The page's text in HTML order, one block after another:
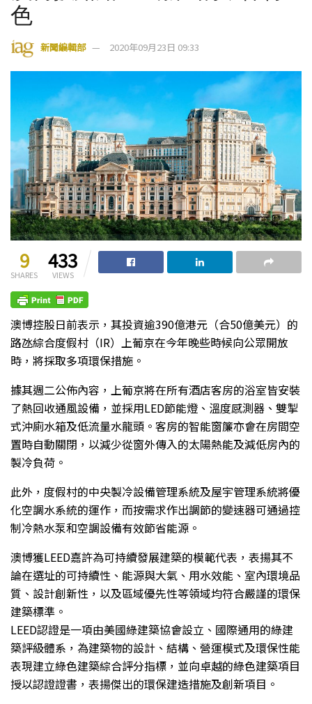
色
新聞編輯部 2020年09月23日 09:33
9
SHARES
433
VIEWS
澳博控股日前表示，其投資逾390億港元（合50億美元）的
路氹綜合度假村（IR）上葡京在今年晚些時候向公眾開放
時，將採取多項環保措施。
據其週二公佈內容，上葡京將在所有酒店客房的浴室皆安裝
了熱回收通風設備，並採用LED節能燈、溫度感測器、雙掣
式沖廁水箱及低流量水龍頭。客房的智能窗簾亦會在房間空
置時自動關閉，以減少從窗外傳入的太陽熱能及減低房內的
製冷負荷。
此外，度假村的中央製冷設備管理系統及屋宇管理系統將優
化空調水系統的運作，而按需求作出調節的變速器可通過控
制冷熱水泵和空調設備有效節省能源。
澳博獲LEED嘉許為可持續發展建築的模範代表，表揚其不
論在選址的可持續性、能源與大氣、用水效能、室內環境品
質、設計創新性，以及區域優先性等領域均符合嚴謹的環保
建築標準。
LEED認證是一項由美國綠建築協會設立、國際通用的綠建
築評級體系，為建築物的設計、結構、營運模式及環保性能
表現建立綠色建築綜合評分指標，並向卓越的綠色建築項目
授以認證證書，表揚傑出的環保建造措施及創新項目。